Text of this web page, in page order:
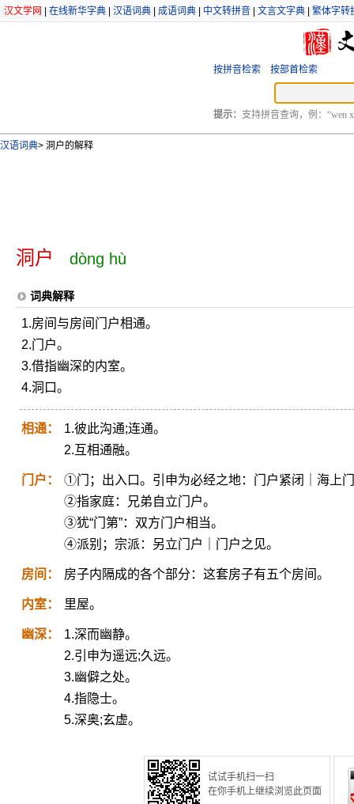
汉文学网 在线新华字典 汉语词典 成语词典 中文转拼音 文言文字典 繁体字转
按拼音检索 按部首检索
提示： 支持拼音查询，例：“wen
汉语词典> 洞户的解释
洞户 dòng hù
词典解释
1.房间与房间门户相通。
2.门户。
3.借指幽深的内室。
4.洞口。
相通：
1.彼此沟通;连通。
2.互相通融。
门户：
①门；出入口。引申为必经之地：门户紧闭｜海上
②指家庭：兄弟自立门户。
③犹“门第”：双方门户相当。
④派别；宗派：另立门户｜门户之见。
房间： 房子内隔成的各个部分：这套房子有五个房间。
内室： 里屋。
幽深：
1.深而幽静。
2.引申为遥远;久远。
3.幽僻之处。
4.指隐士。
5.深奥;玄虚。
试试手机扫一扫
在你手机上继续浏览此页面